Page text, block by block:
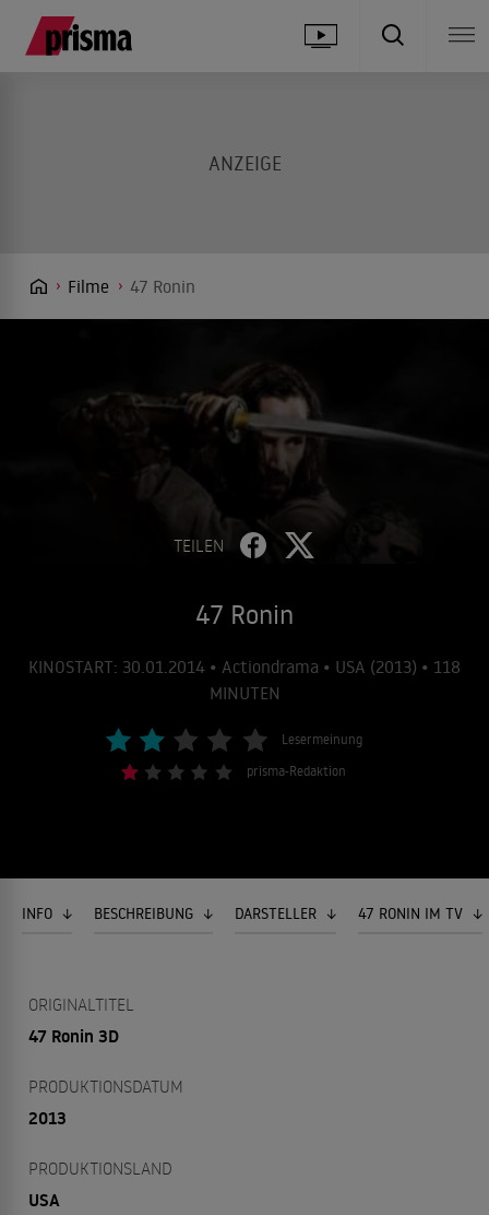
Filme 47 Ronin
TEILEN
47 Ronin
KINOSTART: 30.01.2014 • Actiondrama • USA (2013) • 118
MINUTEN
Lesermeinung
prisma-Redaktion
INFO BESCHREIBUNG DARSTELLER 47 RONIN IM TV
ORIGINALTITEL
47 Ronin 3D
PRODUKTIONSDATUM
2013
PRODUKTIONSLAND
USA